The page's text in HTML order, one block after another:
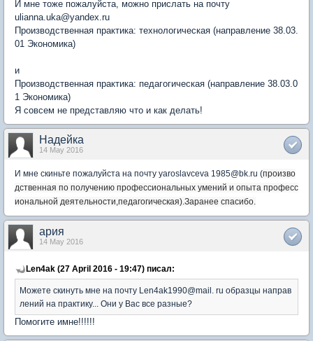
И мне тоже пожалуйста, можно прислать на почту
ulianna.uka@yandex.ru
Производственная практика: технологическая (направление 38.03.
01 Экономика)
и
Производственная практика: педагогическая (направление 38.03.0
1 Экономика)
Я совсем не представляю что и как делать!
Надейка
14 May 2016
И мне скиньте пожалуйста на почту yaroslavceva 1985@bk.ru (произво
дственная по получению профессиональных умений и опыта професс
иональной деятельности,педагогическая).Заранее спасибо.
ария
14 May 2016
Len4ak (27 April 2016 - 19:47) писал:
Можете скинуть мне на почту Len4ak1990@mail. ru образцы направ
лений на практику... Они у Вас все разные?
Помогите имне!!!!!!